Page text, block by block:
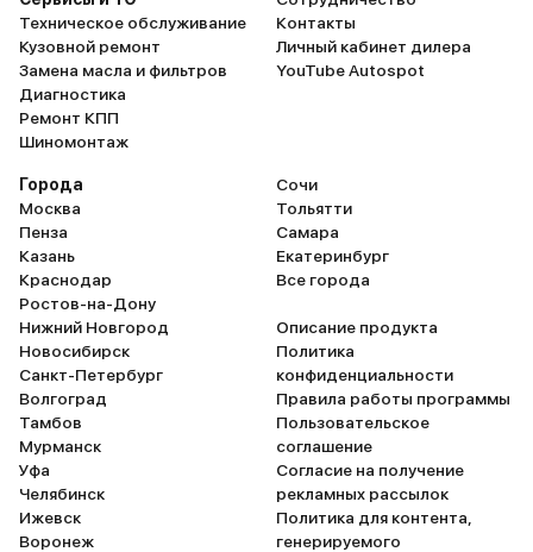
мной не связался. Рыба как
говорится гниет с головы. Какое
отношение к своей работе
руководства, такое и у
подчиненных. Халатность, не
исполнительность,
непрофессионализм во всем.
улице потеплело решил
воспользоваться кондиционером.
Опа - не работает, хотя при
проведении ТО должны были бы
хотя бы проверить его состояние.
Сейчас дилема: ехать к ним
боюсь, опять что то испортят.
Наверное просто стоит поменять
место обслуживания авто.
Осадок от работы по сервисному
обслуживанию данного салона
остался очень не хороший.
Короче, владельцам КИА, лично
на своем опыте вам посоветую -
обходите этот салон стороной
Техническое обслуживание
Кузовной ремонт
Замена масла и фильтров
Диагностика
Ремонт КПП
Шиномонтаж
Контакты
Личный кабинет дилера
YouTube Autospot
Города
Москва
Пенза
Казань
Краснодар
Ростов-на-Дону
Нижний Новгород
Новосибирск
Санкт-Петербург
Волгоград
Тамбов
Мурманск
Уфа
Челябинск
Ижевск
Воронеж
Сочи
Тольятти
Самара
Екатеринбург
Все города
Описание продукта
Политика
конфиденциальности
Правила работы программы
Пользовательское
соглашение
Согласие на получение
рекламных рассылок
Политика для контента,
генерируемого